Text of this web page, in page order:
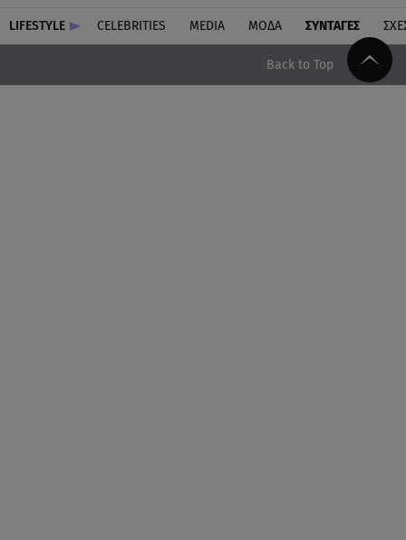
LIFESTYLE CELEBRITIES MEDIA ΜΟΔΑ ΣΥΝΤΑΓΕΣ
Back to Top